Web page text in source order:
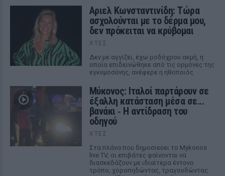
Αριελ Κωνσταντινίδη: Τώρα
ασχολούνται με το δέρμα μου,
δεν πρόκειται να κρύβομαι
ΧΤΕΣ
Δεν με αγγίζει, έχω ροδόχρου ακμή, η
οποία επιδεινώθηκε από τις ορμόνες της
εγκυμοσύνης, ανέφερε η ηθοποιός
Μύκονος: Ιταλοί παρτάρουν σε
έξαλλη κατάσταση μέσα σε...
βανάκι ‑ Η αντίδραση του
οδηγού
ΧΤΕΣ
Στα πλάνα που δημοσιεύει το Mykonos
live TV, οι επιβάτες φαίνονται να
διασκεδάζουν με ιδιαίτερα έντονο
τρόπο, χοροπηδώντας, τραγουδώντας